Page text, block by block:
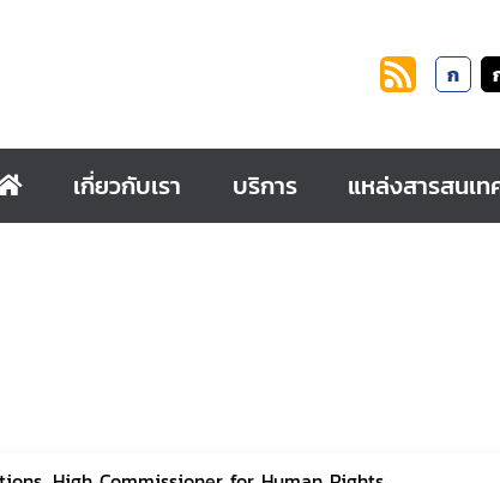
ก
เกี่ยวกับเรา บริการ แหล่งสารสนเท